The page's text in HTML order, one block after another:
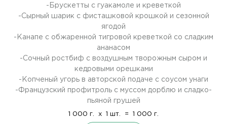
-Брускетты с гуакамоле и креветкой
-Сырный шарик с фисташковой крошкой и сезонной
ягодой
-Канапе с обжаренной тигровой креветкой со сладким
ананасом
-Сочный ростбиф с воздушным творожным сыром и
кедровыми орешками
-Копченый угорь в авторской подаче с соусом унаги
-Французский профитроль с муссом дорблю и сладко-
пьяной грушей
1 000 г. x 1 шт. = 1 000 г.